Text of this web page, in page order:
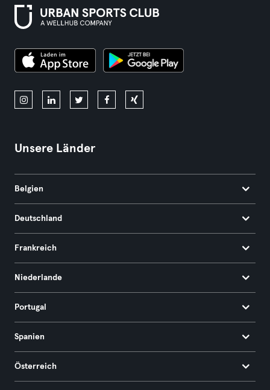
Unsere Länder
Belgien
Deutschland
Frankreich
Niederlande
Portugal
Spanien
Österreich